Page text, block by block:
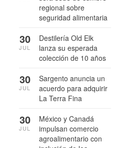
regional sobre
seguridad alimentaria
Destilería Old Elk
lanza su esperada
colección de 10 años
30
JUL
Sargento anuncia un
acuerdo para adquirir
La Terra Fina
30
JUL
México y Canadá
impulsan comercio
agroalimentario con
30
JUL